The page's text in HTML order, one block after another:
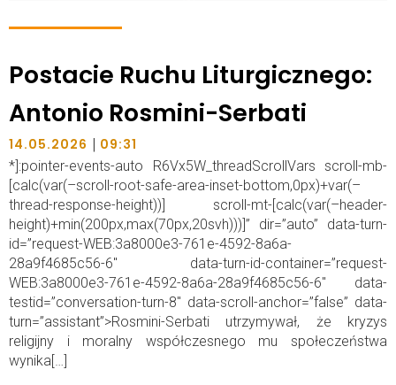
Postacie Ruchu Liturgicznego:
Antonio Rosmini-Serbati
14.05.2026 | 09:31
*]:pointer-events-auto R6Vx5W_threadScrollVars scroll-mb-
[calc(var(–scroll-root-safe-area-inset-bottom,0px)+var(–
thread-response-height))] scroll-mt-[calc(var(–header-
height)+min(200px,max(70px,20svh)))]” dir=”auto” data-turn-
id=”request-WEB:3a8000e3-761e-4592-8a6a-
28a9f4685c56-6″ data-turn-id-container=”request-
WEB:3a8000e3-761e-4592-8a6a-28a9f4685c56-6″ data-
testid=”conversation-turn-8″ data-scroll-anchor=”false” data-
turn=”assistant”>Rosmini-Serbati utrzymywał, że kryzys
religijny i moralny współczesnego mu społeczeństwa
wynika[…]